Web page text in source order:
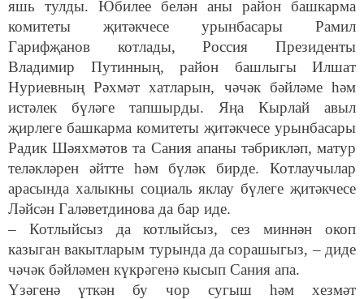
яшь тулды. Юбилее белән аны район башкарма
комитеты җитәкчесе урынбасары Рамил
Гарифҗанов котлады, Россия Президенты
Владимир Путинның, район башлыгы Илшат
Нуриевның Рәхмәт хатларын, чәчәк бәйләме һәм
истәлек бүләге тапшырды. Яңа Кырлай авыл
җирлеге башкарма комитеты җитәкчесе урынбасары
Радик Шәяхмәтов та Сания апаны тәбрикләп, матур
теләкләрен әйтте һәм бүләк бирде. Котлаучылар
арасында халыкны социаль яклау бүлеге җитәкчесе
Ләйсән Галәветдинова да бар иде.
– Котлыйсыз да котлыйсыз, сез миннән окоп
казыган вакытларым турында да сорашыгыз, – диде
чәчәк бәйләмен күкрәгенә кысып Сания апа.
Үзәгенә үткән бу чор сугыш һәм хезмәт